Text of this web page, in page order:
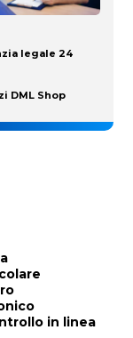
in linea
legale 24
DML Shop